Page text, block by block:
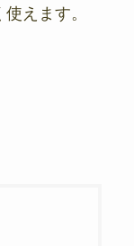
えます。